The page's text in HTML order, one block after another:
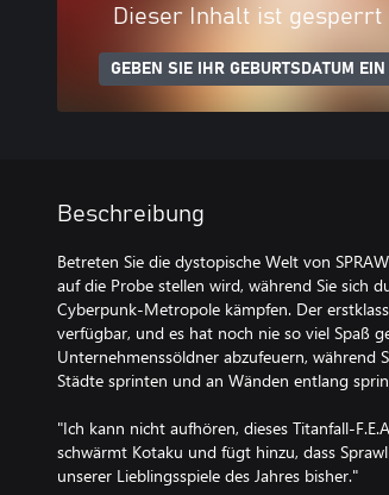
Dieser Inhalt ist gesperrt
GEBEN SIE IHR GEBURTSDATUM EIN
Beschreibung
Betreten Sie die dystopische Welt von
auf die Probe stellen wird, während Sie sich
Cyberpunk-Metropole kämpfen. Der
verfügbar, und es hat noch nie so viel Spaß
Unternehmenssöldner abzufeuern,
Städte sprinten und an Wänden entlang
"Ich kann nicht aufhören, dieses Titanfall-
schwärmt Kotaku und fügt hinzu, dass
unserer Lieblingsspiele des Jahres bisher."